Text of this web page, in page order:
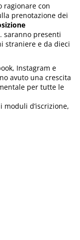
ragionare con
prenotazione dei
saranno presenti
straniere e da dieci
Instagram e
avuto una crescita
per tutte le
moduli d’iscrizione,